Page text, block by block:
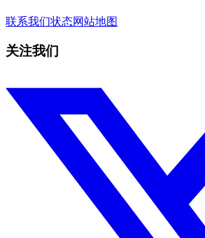
联系我们状态网站地图
关注我们